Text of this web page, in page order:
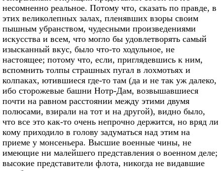
несомненно реальное. Потому что, сказать по правде, в
этих великолепных залах, пленявших взоры своим
пышным убранством, чудесными произведениями
искусства и всем, что могло бы удовлетворять самый
изысканный вкус, было что-то ходульное, не
настоящее; потому что, если, приглядевшись к ним,
вспомнить толпы страшных пугал в лохмотьях и
колпаках, ютившиеся где-то там (да и не так уж далеко,
ибо сторожевые башни Нотр-Дам, возвышавшиеся
почти на равном расстоянии между этими двумя
полюсами, взирали на тот и на другой), видно было,
что все это как-то очень непрочно держится, но вряд ли
кому приходило в голову задуматься над этим на
приеме у монсеньера. Высшие военные чины, не
имеющие ни малейшего представления о военном деле;
высокие представители флота, никогда не видавшие